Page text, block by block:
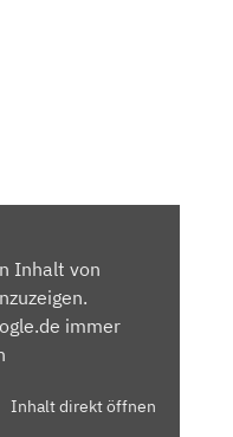
Inhalt von
immer
Inhalt direkt öffnen